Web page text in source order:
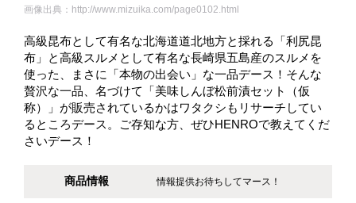
画像出典：http://www.mizuika.com/page0102.html
高級昆布として有名な北海道道北地方と採れる「利尻昆
布」と高級スルメとして有名な長崎県五島産のスルメを
使った、まさに「本物の出会い」な一品デース！そんな
贅沢な一品、名づけて「美味しんぼ松前漬セット（仮
称）」が販売されているかはワタクシもリサーチしてい
るところデース。ご存知な方、ぜひHENROで教えてくだ
さいデース！
商品情報 情報提供お待ちしてマース！